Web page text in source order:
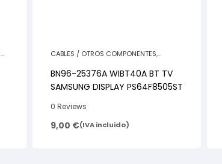
CABLES / OTROS COMPONENTES,
BN96-25376A WIBT40A BT TV
SAMSUNG DISPLAY PS64F8505ST
0 Reviews
9,00 €(IVA incluido)